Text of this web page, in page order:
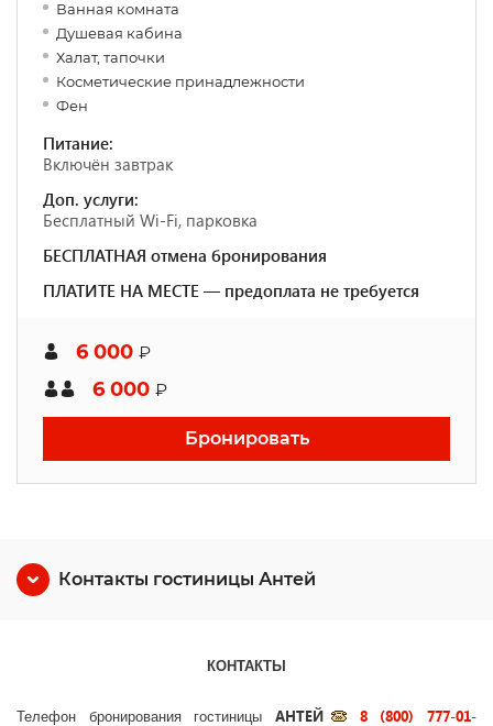
Ванная комната
Душевая кабина
Халат, тапочки
Косметические принадлежности
Фен
Питание:
Включён завтрак
Доп. услуги:
Бесплатный Wi-Fi, парковка
БЕСПЛАТНАЯ отмена бронирования
ПЛАТИТЕ НА МЕСТЕ — предоплата не требуется
6 000 ₽
6 000 ₽
Бронировать
Контакты гостиницы Антей
КОНТАКТЫ
Телефон бронирования гостиницы АНТЕЙ
8 (800) 777-01-